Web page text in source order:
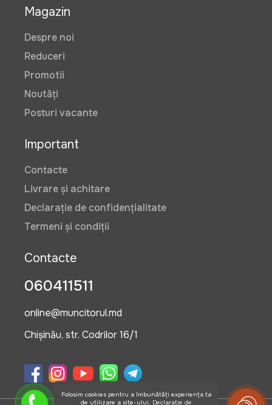
Magazin
Despre noi
Reduceri
Promotii
Noutăți
Posturi vacante
Important
Contacte
Livrare și achitare
Declarație de confidențialitate
Termeni și condiții
Contacte
060411511
online@muncitorul.md
Chișinău, str. Codrilor 16/1
Folosim cookies pentru a îmbunătăți experiența ta
de utilizare a site-ului. Declarație de